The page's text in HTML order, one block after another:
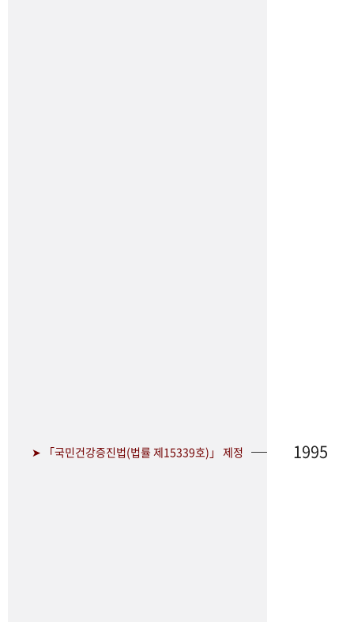
➤ 「국민건강증진법(법률 제15339호)」 제정 1995